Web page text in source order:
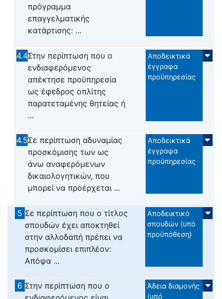
πρόγραμμα
επαγγελματικής
κατάρτισης: ...
4.4Στην περίπτωση που ο
ενδιαφερόμενος
απέκτησε προϋπηρεσία
ως έφεδρος οπλίτης
παρατεταμένης θητείας ή
...
Αποδεικτικά
έγγραφα
προϋπηρεσίας
4.5Σε περίπτωση αδυναμίας
προσκόμισης των ως
άνω αναφερόμενων
δικαιολογητικών, που
μπορεί να προέρχεται ...
Αποδεικτικά
έγγραφα
προϋπηρεσίας
5 Σε περίπτωση που ο τίτλος
σπουδών έχει αποκτηθεί
στην αλλοδαπή πρέπει να
προσκομίσει επιπλέον:
Απόφα ...
Αποδεικτικό
σπουδών (υπό
προϋπόθεση)
6 Στην περίπτωση που ο
Άδεια διαμονής
(υπό